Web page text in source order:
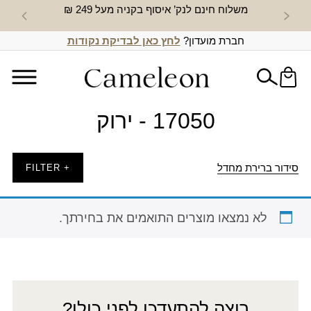
משלוח חינם לנק’ איסוף בקניה מעל 249 ₪ חדש
חברת מועדון? לחץ כאן לבדיקת נקודות
17050 - ירוק
סידור ברירת מחדל + FILTER
לא נמצאו מוצרים התואמים את בחירתך.